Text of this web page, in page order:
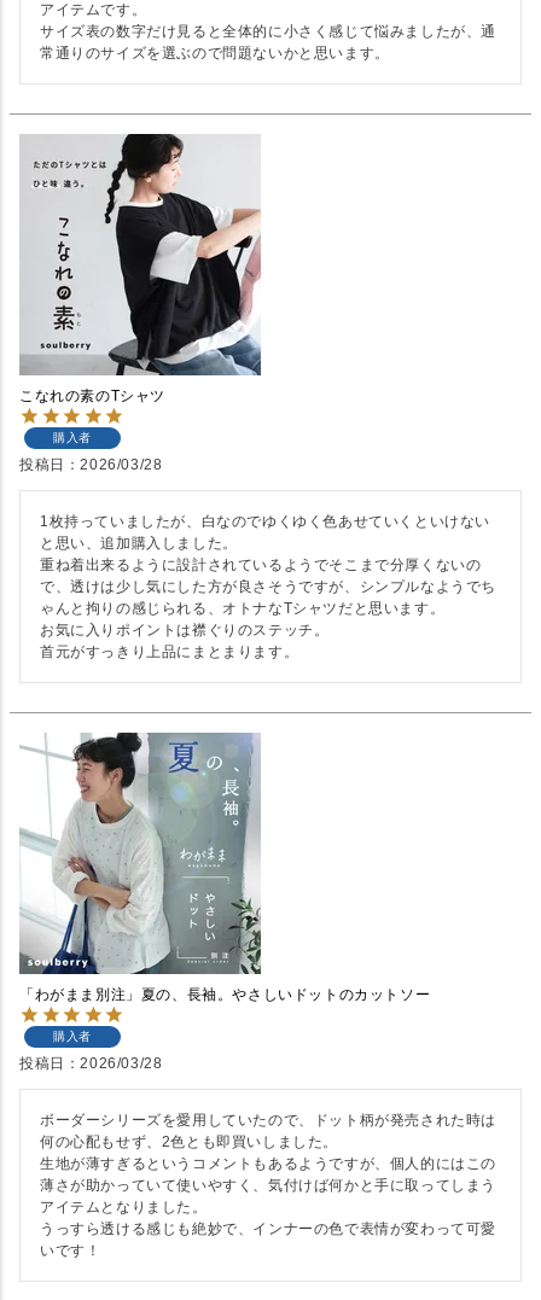
アイテムです。
サイズ表の数字だけ見ると全体的に小さく感じて悩みましたが、通
常通りのサイズを選ぶので問題ないかと思います。
こなれの素のTシャツ
購入者
投稿日 2026/03/28
1枚持っていましたが、白なのでゆくゆく色あせていくといけない
と思い、追加購入しました。
重ね着出来るように設計されているようでそこまで分厚くないの
で、透けは少し気にした方が良さそうですが、シンプルなようでち
ゃんと拘りの感じられる、オトナなTシャツだと思います。
お気に入りポイントは襟ぐりのステッチ。
首元がすっきり上品にまとまります。
「わがまま別注」夏の、長袖。やさしいドットのカットソー
購入者
投稿日 2026/03/28
ボーダーシリーズを愛用していたので、ドット柄が発売された時は
何の心配もせず、2色とも即買いしました。
生地が薄すぎるというコメントもあるようですが、個人的にはこの
薄さが助かっていて使いやすく、気付けば何かと手に取ってしまう
アイテムとなりました。
うっすら透ける感じも絶妙で、インナーの色で表情が変わって可愛
いです！